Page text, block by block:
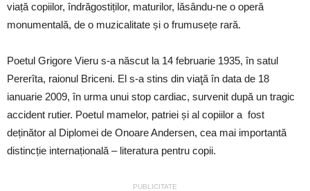
viață copiilor, îndrăgostiților, maturilor, lăsându-ne o operă
monumentală, de o muzicalitate și o frumusețe rară.
Poetul Grigore Vieru s-a născut la 14 februarie 1935, în satul
Pererîta, raionul Briceni. El s-a stins din viaţă în data de 18
ianuarie 2009, în urma unui stop cardiac, survenit după un tragic
accident rutier. Poetul mamelor, patriei și al copiilor a fost
deținător al Diplomei de Onoare Andersen, cea mai importantă
distincție internațională – literatura pentru copii.
PUBLICITATE